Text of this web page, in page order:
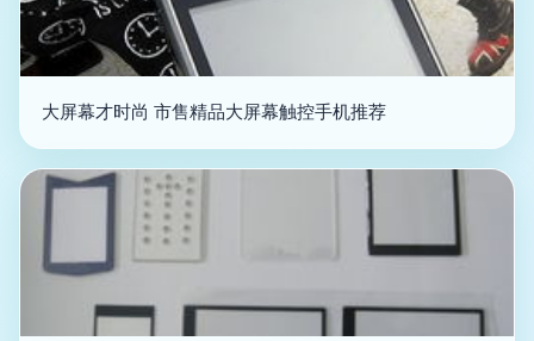
大屏幕才时尚 市售精品大屏幕触控手机推荐